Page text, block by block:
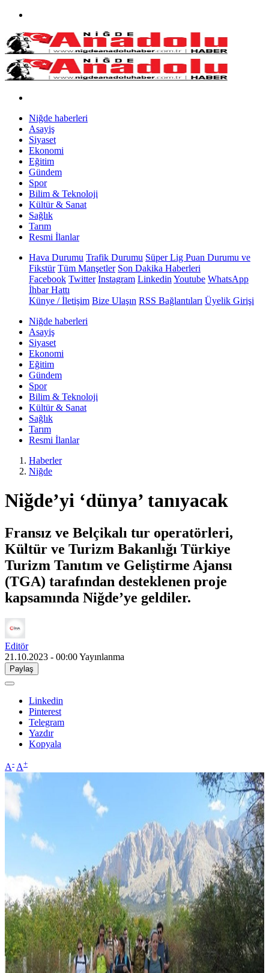
Niğde haberleri
Asayiş
Siyaset
Ekonomi
Eğitim
Gündem
Spor
Bilim & Teknoloji
Kültür & Sanat
Sağlık
Tarım
Resmi İlanlar
Hava Durumu Trafik Durumu Süper Lig Puan Durumu ve
Fikstür Tüm Manşetler Son Dakika Haberleri
Facebook Twitter Instagram Linkedin Youtube WhatsApp
İhbar Hattı
Künye / İletişim Bize Ulaşın RSS Bağlantıları Üyelik Girişi
Niğde haberleri
Asayiş
Siyaset
Ekonomi
Eğitim
Gündem
Spor
Bilim & Teknoloji
Kültür & Sanat
Sağlık
Tarım
Resmi İlanlar
Haberler
Niğde
Niğde’yi ‘dünya’ tanıyacak
Fransız ve Belçikalı tur operatörleri,
Kültür ve Turizm Bakanlığı Türkiye
Turizm Tanıtım ve Geliştirme Ajansı
(TGA) tarafından desteklenen proje
kapsamında Niğde’ye geldiler.
Editör
21.10.2023 - 00:00Yayınlanma
Paylaş
Linkedin
Pinterest
Telegram
Yazdır
Kopyala
A- A+